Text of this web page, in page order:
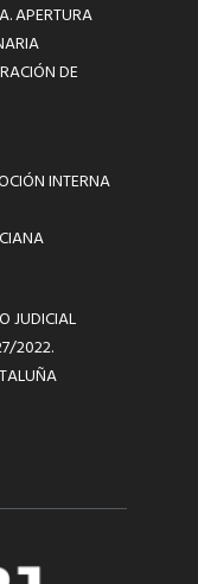
APERTURA
DE
INTERNA
JUDICIAL
2022.